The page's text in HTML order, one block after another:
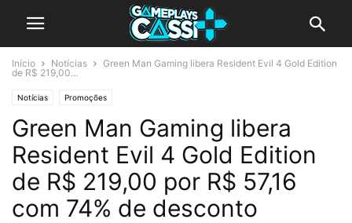
Início Notícias
Green Man Gaming libera Resident Evil 4 Gold Edition
de R$ 219,00...
Notícias Promoções
Green Man Gaming libera
Resident Evil 4 Gold Edition
de R$ 219,00 por R$ 57,16
com 74% de desconto